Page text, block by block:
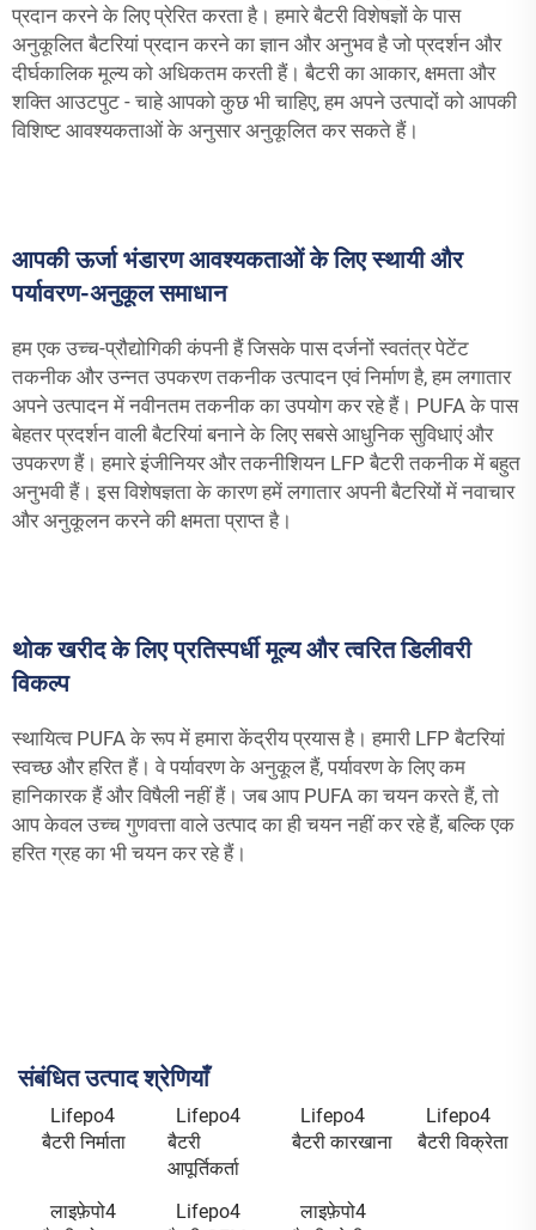
प्रदान करने के लिए प्रेरित करता है। हमारे बैटरी विशेषज्ञों के पास
अनुकूलित बैटरियां प्रदान करने का ज्ञान और अनुभव है जो प्रदर्शन और
दीर्घकालिक मूल्य को अधिकतम करती हैं। बैटरी का आकार, क्षमता और
शक्ति आउटपुट - चाहे आपको कुछ भी चाहिए, हम अपने उत्पादों को आपकी
विशिष्ट आवश्यकताओं के अनुसार अनुकूलित कर सकते हैं।
आपकी ऊर्जा भंडारण आवश्यकताओं के लिए स्थायी और
पर्यावरण-अनुकूल समाधान
हम एक उच्च-प्रौद्योगिकी कंपनी हैं जिसके पास दर्जनों स्वतंत्र पेटेंट
तकनीक और उन्नत उपकरण तकनीक उत्पादन एवं निर्माण है, हम लगातार
अपने उत्पादन में नवीनतम तकनीक का उपयोग कर रहे हैं। PUFA के पास
बेहतर प्रदर्शन वाली बैटरियां बनाने के लिए सबसे आधुनिक सुविधाएं और
उपकरण हैं। हमारे इंजीनियर और तकनीशियन LFP बैटरी तकनीक में बहुत
अनुभवी हैं। इस विशेषज्ञता के कारण हमें लगातार अपनी बैटरियों में नवाचार
और अनुकूलन करने की क्षमता प्राप्त है।
थोक खरीद के लिए प्रतिस्पर्धी मूल्य और त्वरित डिलीवरी
विकल्प
स्थायित्व PUFA के रूप में हमारा केंद्रीय प्रयास है। हमारी LFP बैटरियां
स्वच्छ और हरित हैं। वे पर्यावरण के अनुकूल हैं, पर्यावरण के लिए कम
हानिकारक हैं और विषैली नहीं हैं। जब आप PUFA का चयन करते हैं, तो
आप केवल उच्च गुणवत्ता वाले उत्पाद का ही चयन नहीं कर रहे हैं, बल्कि एक
हरित ग्रह का भी चयन कर रहे हैं।
संबंधित उत्पाद श्रेणियाँ
Lifepo4
बैटरी निर्माता
Lifepo4
बैटरी
आपूर्तिकर्ता
Lifepo4
बैटरी कारखाना
Lifepo4
बैटरी विक्रेता
लाइफ़ेपो4
Lifepo4
लाइफ़ेपो4